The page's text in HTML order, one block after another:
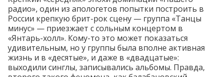
радио», один из апологетов попытки построить в
России крепкую брит-рок сцену — группа «Танцы
минус» — приезжает с сольным концертом в
«Янтарь-холл». Кому-то это может показаться
удивительным, но у группы была вполне активная
жизнь и в «десятые», и даже в «двадцатые»:
выходили синглы, записывались альбомы. Правда,